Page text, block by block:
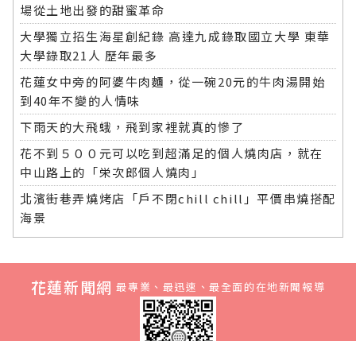
場從土地出發的甜蜜革命
大學獨立招生海星創紀錄 高達九成錄取國立大學 東華
大學錄取21人 歷年最多
花蓮女中旁的阿婆牛肉麵，從一碗20元的牛肉湯開始
到40年不變的人情味
下雨天的大飛蛾，飛到家裡就真的慘了
花不到５００元可以吃到超滿足的個人燒肉店，就在
中山路上的「栄次郎個人燒肉」
北濱街巷弄燒烤店「戶不閉chill chill」平價串燒搭配
海景
花蓮新聞網 最專業、最迅速、最全面的在地新聞報導